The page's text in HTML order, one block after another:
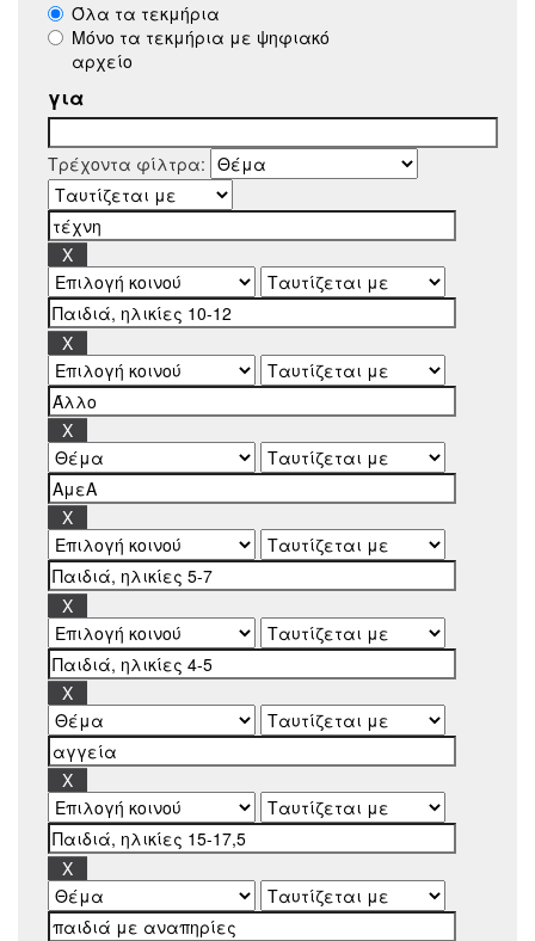
Όλα τα τεκμήρια
Μόνο τα τεκμήρια με ψηφιακό
αρχείο
για
Τρέχοντα φίλτρα: